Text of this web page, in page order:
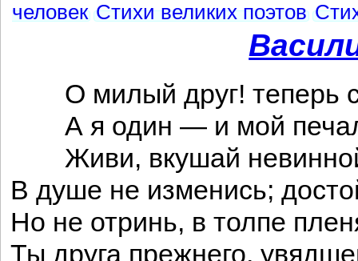
человек Стихи великих поэтов
О милый друг! теперь с
А я один — и мой
Живи, вкушай невинной
В душе не изменись;
Но не отринь, в толпе
Ты друга прежнего,